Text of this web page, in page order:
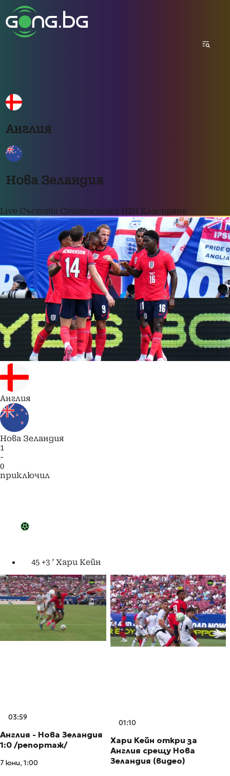
Англия
Нова Зеландия
Live Състави Статистика H2H Класиране
Англия
Нова Зеландия
1
-
0
приключил
45 +3 ’Хари Кейн
03:59
Англия - Нова Зеландия
1:0 /репортаж/
7 юни, 1:00
01:10
Хари Кейн откри за
Англия срещу Нова
Зеландия (видео)